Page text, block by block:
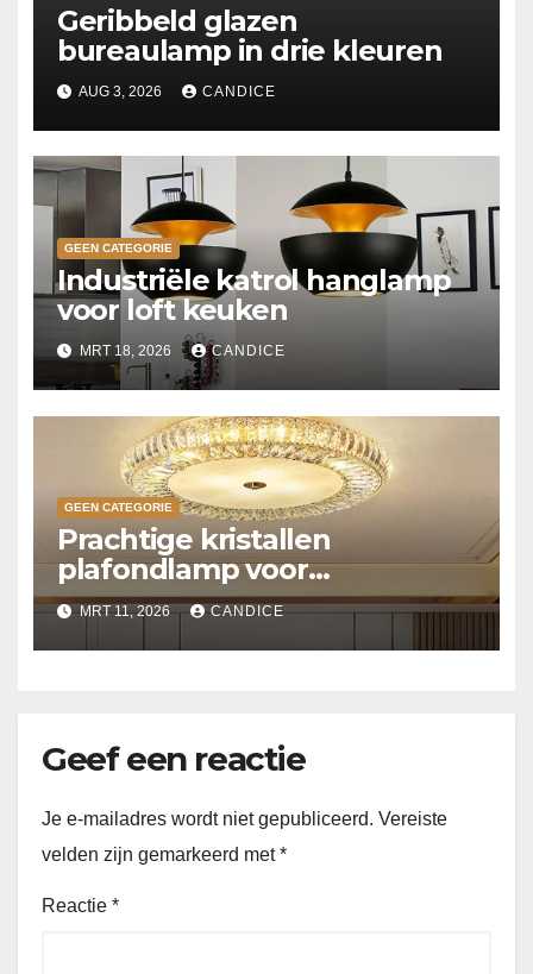
Geribbeld glazen
bureaulamp in drie kleuren
AUG 3, 2026 CANDICE
GEEN CATEGORIE
Industriële katrol hanglamp
voor loft keuken
MRT 18, 2026 CANDICE
GEEN CATEGORIE
Prachtige kristallen
plafondlamp voor
slaapkamer
MRT 11, 2026 CANDICE
Geef een reactie
Je e-mailadres wordt niet gepubliceerd. Vereiste
velden zijn gemarkeerd met*
Reactie *